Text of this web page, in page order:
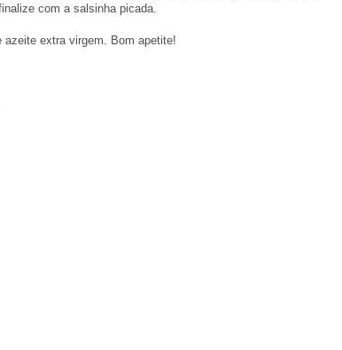
com a salsinha picada.
extra virgem. Bom apetite!